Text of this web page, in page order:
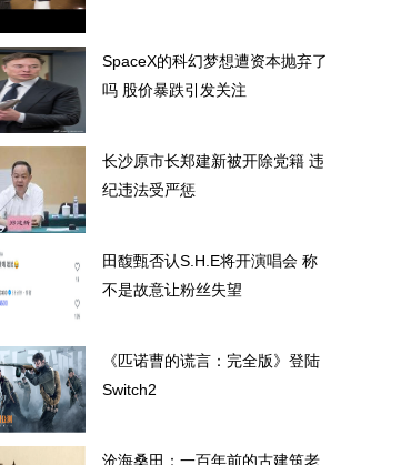
SpaceX的科幻梦想遭资本抛弃了
吗 股价暴跌引发关注
长沙原市长郑建新被开除党籍 违
纪违法受严惩
田馥甄否认S.H.E将开演唱会 称
不是故意让粉丝失望
《匹诺曹的谎言：完全版》登陆
Switch2
沧海桑田：一百年前的古建筑老